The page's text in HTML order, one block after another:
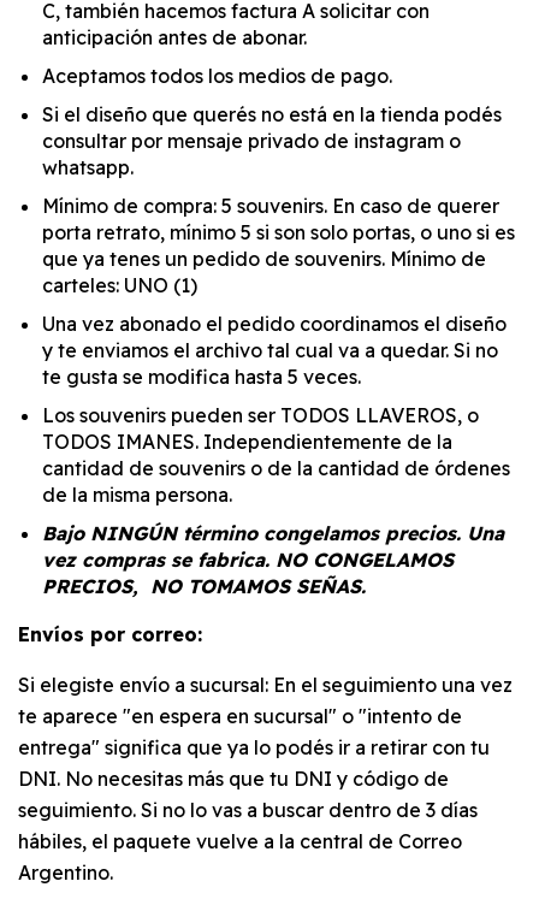
C, también hacemos factura A solicitar con
anticipación antes de abonar.
Aceptamos todos los medios de pago.
Si el diseño que querés no está en la tienda podés
consultar por mensaje privado de instagram o
whatsapp.
Mínimo de compra: 5 souvenirs. En caso de querer
porta retrato, mínimo 5 si son solo portas, o uno si es
que ya tenes un pedido de souvenirs. Mínimo de
carteles: UNO (1)
Una vez abonado el pedido coordinamos el diseño
y te enviamos el archivo tal cual va a quedar. Si no
te gusta se modifica hasta 5 veces.
Los souvenirs pueden ser TODOS LLAVEROS, o
TODOS IMANES. Independientemente de la
cantidad de souvenirs o de la cantidad de órdenes
de la misma persona.
Bajo NINGÚN término congelamos precios. Una
vez compras se fabrica. NO CONGELAMOS
PRECIOS, NO TOMAMOS SEÑAS.
Envíos por correo:
Si elegiste envío a sucursal: En el seguimiento una vez
te aparece "en espera en sucursal" o "intento de
entrega" significa que ya lo podés ir a retirar con tu
DNI. No necesitas más que tu DNI y código de
seguimiento. Si no lo vas a buscar dentro de 3 días
hábiles, el paquete vuelve a la central de Correo
Argentino.